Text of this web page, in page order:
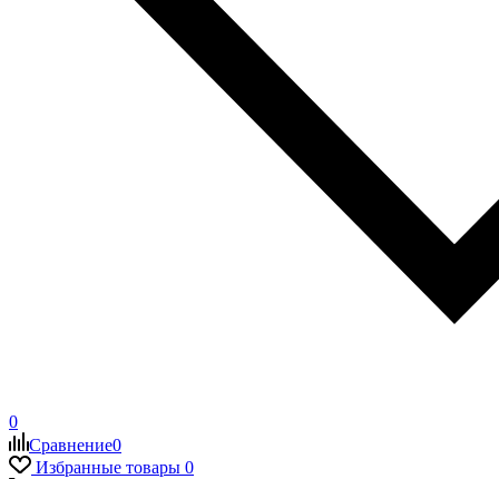
0
Сравнение0
Избранные товары 0